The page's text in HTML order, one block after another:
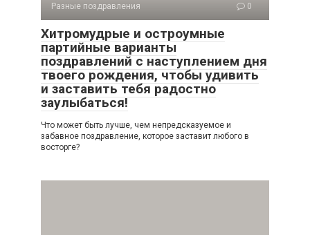
Разные поздравления 0
Хитромудрые и остроумные
партийные варианты
поздравлений с наступлением дня
твоего рождения, чтобы удивить
и заставить тебя радостно
заулыбаться!
Что может быть лучше, чем непредсказуемое и
забавное поздравление, которое заставит любого в
восторге?